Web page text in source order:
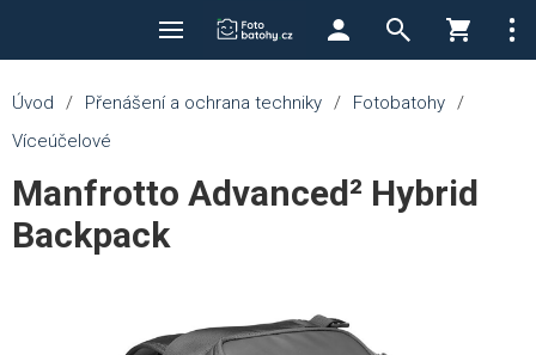
Úvod / Přenášení a ochrana techniky / Fotobatohy /
Víceúčelové
Manfrotto Advanced² Hybrid
Backpack